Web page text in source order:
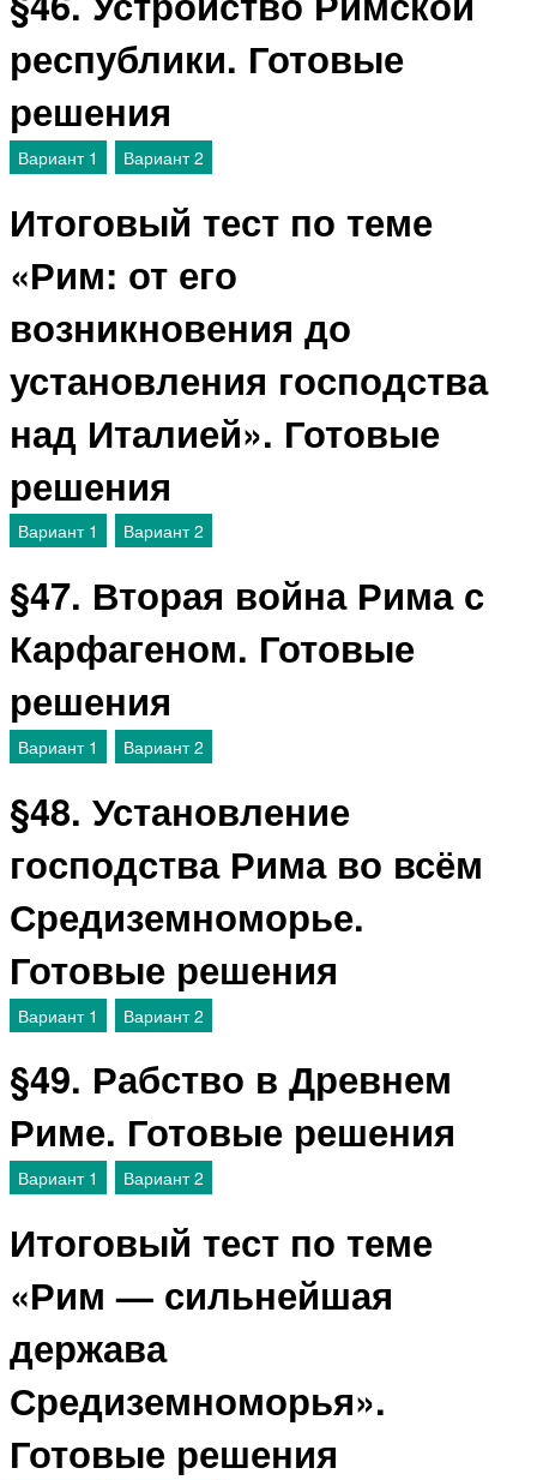
республики. Готовые
решения
Вариант 1 Вариант 2
Итоговый тест по теме
«Рим: от его
возникновения до
установления господства
над Италией». Готовые
решения
Вариант 1 Вариант 2
§47. Вторая война Рима с
Карфагеном. Готовые
решения
Вариант 1 Вариант 2
§48. Установление
господства Рима во всём
Средиземноморье.
Готовые решения
Вариант 1 Вариант 2
§49. Рабство в Древнем
Риме. Готовые решения
Вариант 1 Вариант 2
Итоговый тест по теме
«Рим — сильнейшая
держава
Средиземноморья».
Готовые решения